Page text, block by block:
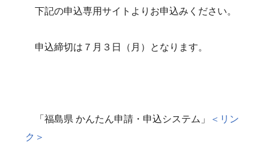
下記の申込専用サイトよりお申込みください。
申込締切は７月３日（月）となります。
「福島県 かんたん申請・申込システム」
＜リン
ク＞